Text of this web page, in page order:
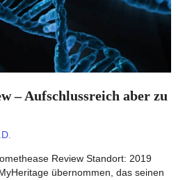
– Aufschlussreich aber zu
Review Standort: 2019
übernommen, das seinen